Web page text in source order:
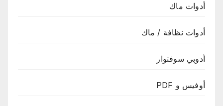
أدوات ماك
أدوات نظافة / ماك
أدوبي سوفتوار
أوفيس و PDF